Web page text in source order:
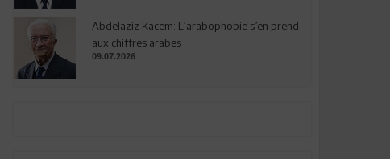
Abdelaziz Kacem: L’arabophobie s’en prend
aux chiffres arabes
09.07.2026